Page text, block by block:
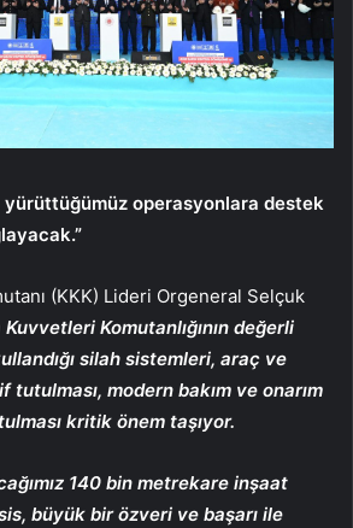
yürüttüğümüz operasyonlara destek
(KKK) Lideri Orgeneral Selçuk
Kuvvetleri Komutanlığının değerli
silah sistemleri, araç ve
modern bakım ve onarım
kritik önem taşıyor.
140 bin metrekare inşaat
büyük bir özveri ve başarı ile